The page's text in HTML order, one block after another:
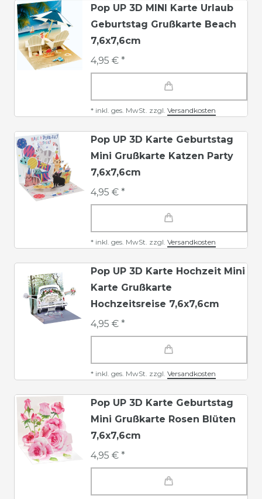
Pop UP 3D MINI Karte Urlaub
Geburtstag Grußkarte Beach
7,6x7,6cm
4,95 € *
* inkl. ges. MwSt. zzgl. Versandkosten
Pop UP 3D Karte Geburtstag
Mini Grußkarte Katzen Party
7,6x7,6cm
4,95 € *
* inkl. ges. MwSt. zzgl. Versandkosten
Pop UP 3D Karte Hochzeit Mini
Karte Grußkarte
Hochzeitsreise 7,6x7,6cm
4,95 € *
* inkl. ges. MwSt. zzgl. Versandkosten
Pop UP 3D Karte Geburtstag
Mini Grußkarte Rosen Blüten
7,6x7,6cm
4,95 € *